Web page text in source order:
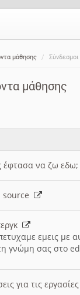
μάθησης Σύνδεσμοι
μάθησης
έφτασα να ζω
source
εμεις με
γνώμη σας στο
για τις